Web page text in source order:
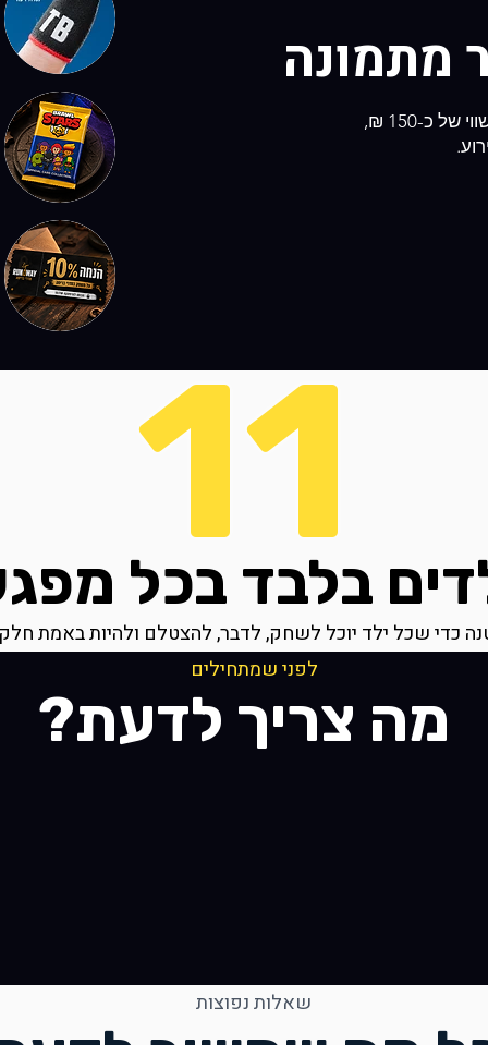
מתמונה
כ-150 ₪,
11
בלבד בכל
כדי שכל ילד יוכל לשחק, לדבר, להצטלם ולהיות באמת
לפני שמתחילים
מה צריך לדעת?
שאלות נפוצות